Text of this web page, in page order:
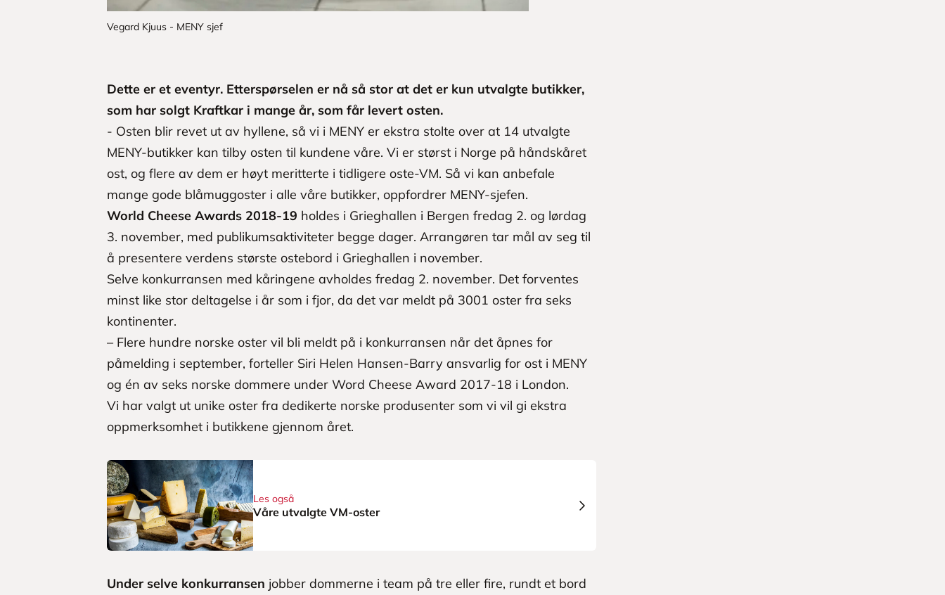
Vegard Kjuus - MENY sjef
Dette er et eventyr. Etterspørselen er nå så stor at det er kun utvalgte butikker,
som har solgt Kraftkar i mange år, som får levert osten.
- Osten blir revet ut av hyllene, så vi i MENY er ekstra stolte over at 14 utvalgte
MENY-butikker kan tilby osten til kundene våre. Vi er størst i Norge på håndskåret
ost, og flere av dem er høyt meritterte i tidligere oste-VM. Så vi kan anbefale
mange gode blåmuggoster i alle våre butikker, oppfordrer MENY-sjefen.
World Cheese Awards 2018-19 holdes i Grieghallen i Bergen fredag 2. og lørdag
3. november, med publikumsaktiviteter begge dager. Arrangøren tar mål av seg til
å presentere verdens største ostebord i Grieghallen i november.
Selve konkurransen med kåringene avholdes fredag 2. november. Det forventes
minst like stor deltagelse i år som i fjor, da det var meldt på 3001 oster fra seks
kontinenter.
– Flere hundre norske oster vil bli meldt på i konkurransen når det åpnes for
påmelding i september, forteller Siri Helen Hansen-Barry ansvarlig for ost i MENY
og én av seks norske dommere under Word Cheese Award 2017-18 i London.
Vi har valgt ut unike oster fra dedikerte norske produsenter som vi vil gi ekstra
oppmerksomhet i butikkene gjennom året.
Les også
Våre utvalgte VM-oster
Under selve konkurransen jobber dommerne i team på tre eller fire, rundt et bord